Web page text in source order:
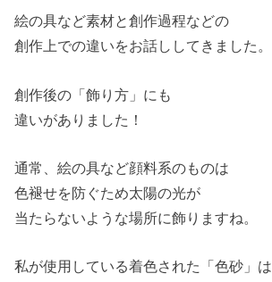
絵の具など素材と創作過程などの
創作上での違いをお話ししてきました。
創作後の「飾り方」にも
違いがありました！
通常、絵の具など顔料系のものは
色褪せを防ぐため太陽の光が
当たらないような場所に飾りますね。
私が使用している着色された「色砂」は